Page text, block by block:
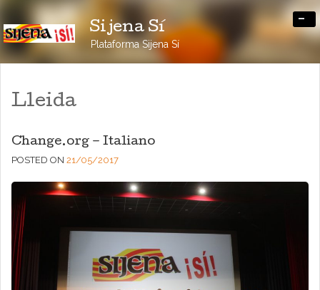
Sijena Sí
Plataforma Sijena Sí
-
Lleida
Change.org – Italiano
POSTED ON 21/05/2017